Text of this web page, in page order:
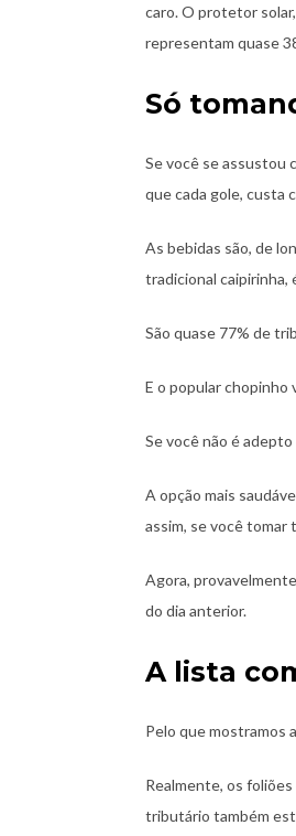
caro. O protetor
representam quase
Só
Se você se assustou
que cada gole, custa
As bebidas são, de
tradicional caipirinha,
São quase 77% de
E o popular chopinho
Se você não é
A opção mais
assim, se você tomar
Agora,
do dia anterior.
A lista
Pelo que mostramos
Realmente, os
tributário também